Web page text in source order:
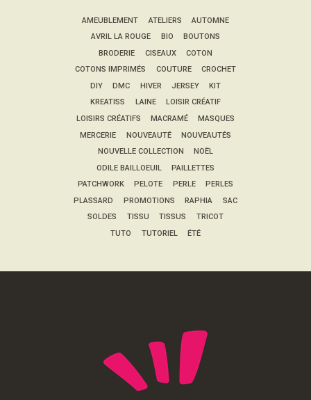
AMEUBLEMENT ATELIERS
AUTOMNE
AVRIL LA ROUGE
BIO
BOUTONS
BRODERIE
CISEAUX
COTON
COTONS IMPRIMÉS
COUTURE
CROCHET
DIY
DMC HIVER JERSEY
KIT
KREATISS
LAINE
LOISIR CRÉATIF
LOISIRS CRÉATIFS
MACRAMÉ
MASQUES
MERCERIE
NOUVEAUTÉ
NOUVEAUTÉS
NOUVELLE COLLECTION
NOËL
ODILE BAILLOEUIL
PAILLETTES
PATCHWORK
PELOTE PERLE
PERLES
PLASSARD
PROMOTIONS RAPHIA
SAC
SOLDES
TISSU TISSUS
TRICOT
TUTO
TUTORIEL ÉTÉ